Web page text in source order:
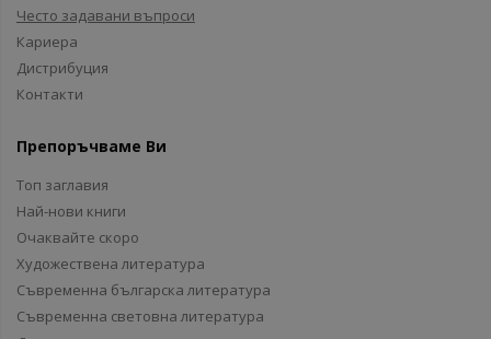
Често задавани въпроси
Кариера
Дистрибуция
Контакти
Препоръчваме Ви
Топ заглавия
Най-нови книги
Очаквайте скоро
Художествена литература
Съвременна българска литература
Съвременна световна литература